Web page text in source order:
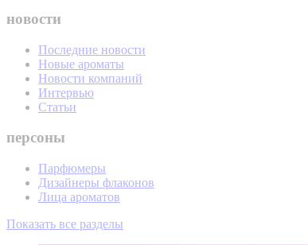
новости
Последние новости
Новые ароматы
Новости компаний
Интервью
Статьи
персоны
Парфюмеры
Дизайнеры флаконов
Лица ароматов
Показать все разделы